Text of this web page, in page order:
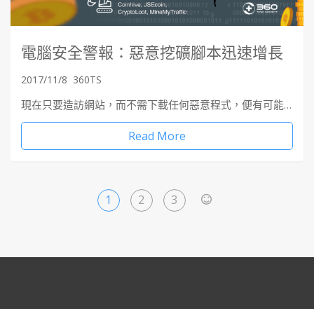
電腦安全警報：惡意挖礦腳本迅速增長
2017/11/8 360TS
現在只要造訪網站，而不需下載任何惡意程式，便有可能…
Read More
1 2 3